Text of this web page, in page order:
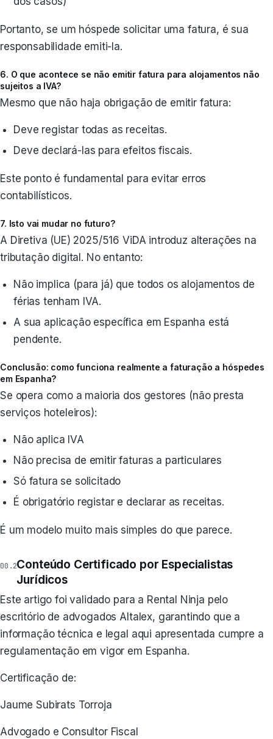
Portanto, se um hóspede solicitar uma fatura, é sua
responsabilidade emiti-la.
6. O que acontece se não emitir fatura para alojamentos não
sujeitos a IVA?
Mesmo que não haja obrigação de emitir fatura:
Deve registar todas as receitas.
Deve declará-las para efeitos fiscais.
Este ponto é fundamental para evitar erros
contabilísticos.
7. Isto vai mudar no futuro?
A Diretiva (UE) 2025/516 ViDA introduz alterações na
tributação digital. No entanto:
Não implica (para já) que todos os alojamentos de
férias tenham IVA.
A sua aplicação específica em Espanha está
pendente.
Conclusão: como funciona realmente a faturação a hóspedes
em Espanha?
Se opera como a maioria dos gestores (não presta
serviços hoteleiros):
Não aplica IVA
Não precisa de emitir faturas a particulares
Só fatura se solicitado
É obrigatório registar e declarar as receitas.
É um modelo muito mais simples do que parece.
Conteúdo Certificado por Especialistas
Jurídicos
Este artigo foi validado para a Rental Ninja pelo
escritório de advogados Altalex, garantindo que a
informação técnica e legal aqui apresentada cumpre a
regulamentação em vigor em Espanha.
Certificação de:
Jaume Subirats Torroja
Advogado e Consultor Fiscal